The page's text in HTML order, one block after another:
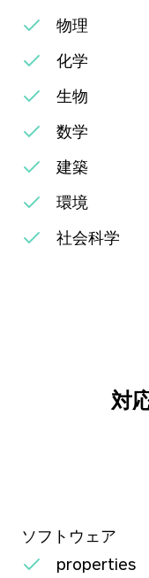
物理
化学
生物
数学
建築
環境
社会科学
対
ソフトウェア
properties